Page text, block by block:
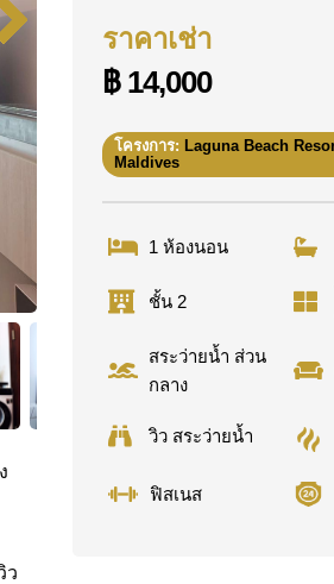
ว
ราคาเช่า
฿ 14,000
โครงการ: Laguna Beach
Maldives
1 ห้องนอน
ชั้น 2
สระว่ายน้ำ ส่วน
กลาง
วิว สระว่ายน้ำ
ฟิสเนส